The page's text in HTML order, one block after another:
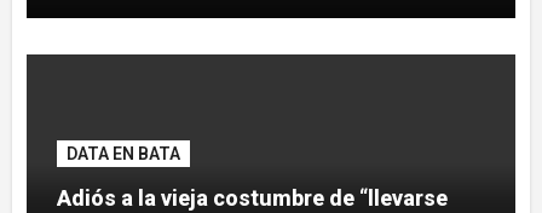
DATA EN BATA
Adiós a la vieja costumbre de “llevarse